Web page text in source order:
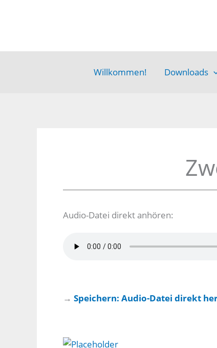
Willkommen! Downloads
Audio-Datei direkt anhören:
→ Speichern: Audio-Datei direkt